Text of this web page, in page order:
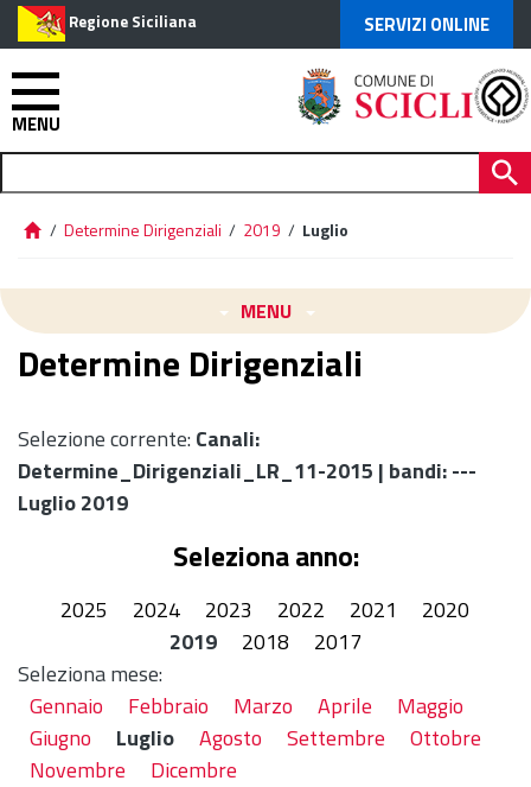
Regione Siciliana SERVIZI ONLINE
MENU
/ Determine Dirigenziali / 2019 / Luglio
MENU
Determine Dirigenziali
Selezione corrente: Canali:
Determine_Dirigenziali_LR_11-2015 | bandi: ---
Luglio 2019
Seleziona anno:
2025 2024 2023 2022 2021
2020
2019
2018
2017
Seleziona mese:
Gennaio
Febbraio Marzo Aprile
Maggio
Giugno
Luglio Agosto Settembre
Ottobre
Novembre
Dicembre